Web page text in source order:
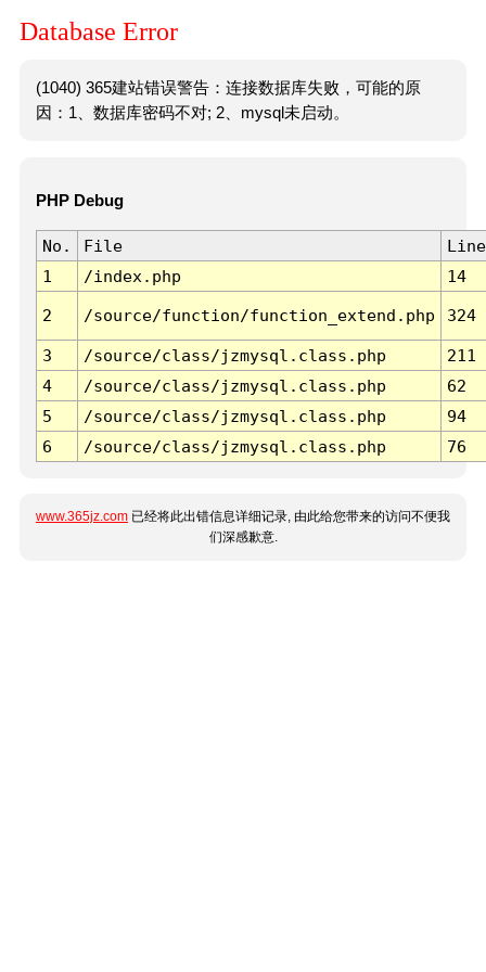
Database Error
(1040) 365建站错误警告：连接数据库失败，可能的原
因：1、数据库密码不对; 2、mysql未启动。
PHP Debug
No. File
Line
1
/index.php 14
2 /source/function/function_extend.php 324
3 /source/class/jzmysql.class.php
211
4
/source/class/jzmysql.class.php
62
5
/source/class/jzmysql.class.php
94
6
/source/class/jzmysql.class.php 76
www.365jz.com 已经将此出错信息详细记录, 由此给您带来的访问不便我
们深感歉意.